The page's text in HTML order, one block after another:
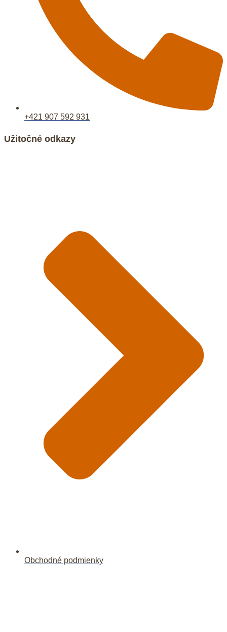
+421 907 592 931
Užitočné odkazy
Obchodné podmienky